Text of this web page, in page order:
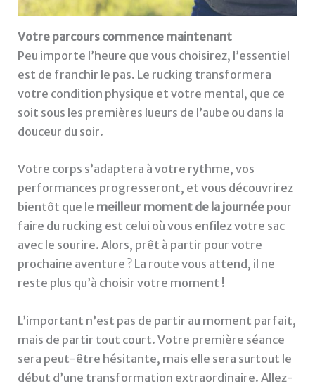
Votre parcours commence maintenant
Peu importe l’heure que vous choisirez, l’essentiel
est de franchir le pas. Le rucking transformera
votre condition physique et votre mental, que ce
soit sous les premières lueurs de l’aube ou dans la
douceur du soir.
Votre corps s’adaptera à votre rythme, vos
performances progresseront, et vous découvrirez
bientôt que le meilleur moment de la journée pour
faire du rucking est celui où vous enfilez votre sac
avec le sourire. Alors, prêt à partir pour votre
prochaine aventure ? La route vous attend, il ne
reste plus qu’à choisir votre moment !
L’important n’est pas de partir au moment parfait,
mais de partir tout court. Votre première séance
sera peut-être hésitante, mais elle sera surtout le
début d’une transformation extraordinaire. Allez-